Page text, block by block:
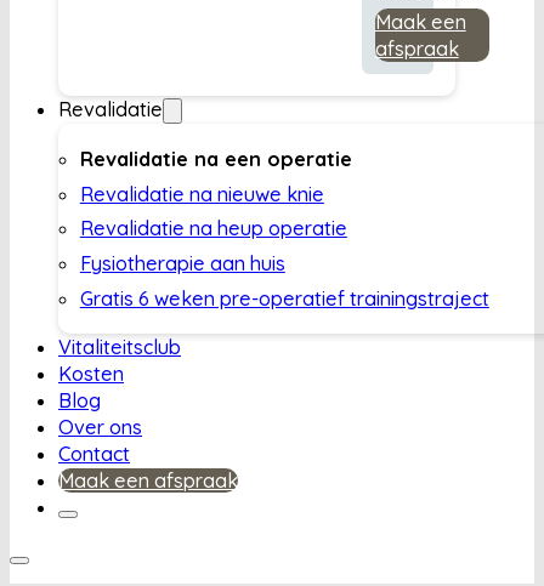
Maak een
afspraak
Revalidatie
Revalidatie na een operatie
Revalidatie na nieuwe knie
Revalidatie na heup operatie
Fysiotherapie aan huis
Gratis 6 weken pre-operatief trainingstraject
Vitaliteitsclub
Kosten
Blog
Over ons
Contact
Maak een afspraak